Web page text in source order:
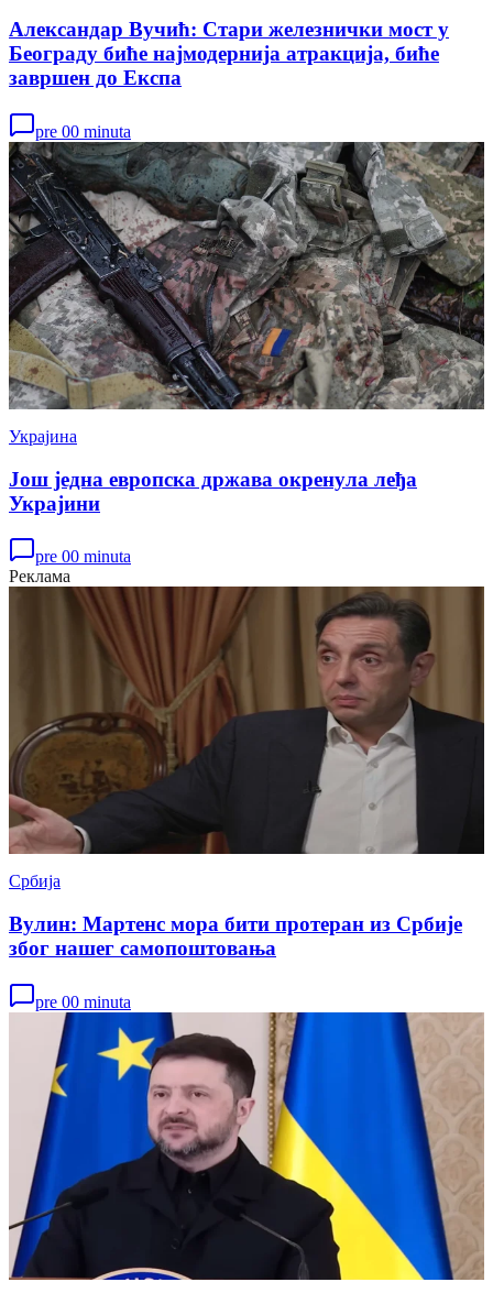
Александар Вучић: Стари железнички мост у
Београду биће најмодернија атракција, биће
завршен до Експа
pre 00 minuta
Украјина
Још једна европска држава окренула леђа
Украјини
pre 00 minuta
Реклама
Србија
Вулин: Мартенс мора бити протеран из Србије
због нашег самопоштовања
pre 00 minuta